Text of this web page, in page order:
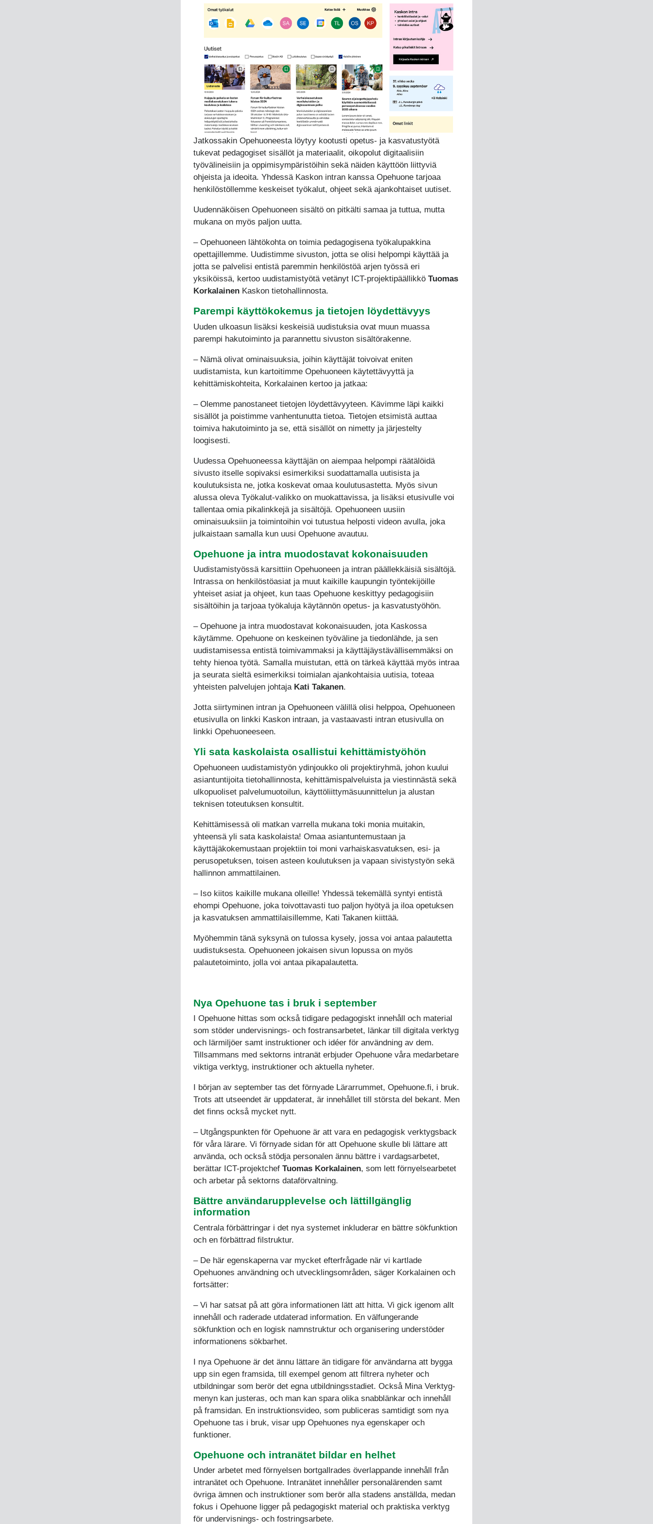
Jatkossakin Opehuoneesta löytyy kootusti opetus- ja kasvatustyötä
tukevat pedagogiset sisällöt ja materiaalit, oikopolut digitaalisiin
työvälineisiin ja oppimisympäristöihin sekä näiden käyttöön liittyviä
ohjeista ja ideoita. Yhdessä Kaskon intran kanssa Opehuone tarjoaa
henkilöstöllemme keskeiset työkalut, ohjeet sekä ajankohtaiset uutiset.
Uudennäköisen Opehuoneen sisältö on pitkälti samaa ja tuttua, mutta
mukana on myös paljon uutta.
‒ Opehuoneen lähtökohta on toimia pedagogisena työkalupakkina
opettajillemme. Uudistimme sivuston, jotta se olisi helpompi käyttää ja
jotta se palvelisi entistä paremmin henkilöstöä arjen työssä eri
yksiköissä, kertoo uudistamistyötä vetänyt ICT-projektipäällikkö Tuomas
KorkalainenKaskon tietohallinnosta.
Parempi käyttökokemus ja tietojen löydettävyys
Uuden ulkoasun lisäksi keskeisiä uudistuksia ovat muun muassa
parempi hakutoiminto ja parannettu sivuston sisältörakenne.
‒ Nämä olivat ominaisuuksia, joihin käyttäjät toivoivat eniten
uudistamista, kun kartoitimme Opehuoneen käytettävyyttä ja
kehittämiskohteita, Korkalainen kertoo ja jatkaa:
‒ Olemme panostaneet tietojen löydettävyyteen. Kävimme läpi kaikki
sisällöt ja poistimme vanhentunutta tietoa. Tietojen etsimistä auttaa
toimiva hakutoiminto ja se, että sisällöt on nimetty ja järjestelty
loogisesti.
Uudessa Opehuoneessa käyttäjän on aiempaa helpompi räätälöidä
sivusto itselle sopivaksi esimerkiksi suodattamalla uutisista ja
koulutuksista ne, jotka koskevat omaa koulutusastetta. Myös sivun
alussa oleva Työkalut-valikko on muokattavissa, ja lisäksi etusivulle voi
tallentaa omia pikalinkkejä ja sisältöjä. Opehuoneen uusiin
ominaisuuksiin ja toimintoihin voi tutustua helposti videon avulla, joka
julkaistaan samalla kun uusi Opehuone avautuu.
Opehuone ja intra muodostavat kokonaisuuden
Uudistamistyössä karsittiin Opehuoneen ja intran päällekkäisiä sisältöjä.
Intrassa on henkilöstöasiat ja muut kaikille kaupungin työntekijöille
yhteiset asiat ja ohjeet, kun taas Opehuone keskittyy pedagogisiin
sisältöihin ja tarjoaa työkaluja käytännön opetus- ja kasvatustyöhön.
‒ Opehuone ja intra muodostavat kokonaisuuden, jota Kaskossa
käytämme. Opehuone on keskeinen työväline ja tiedonlähde, ja sen
uudistamisessa entistä toimivammaksi ja käyttäjäystävällisemmäksi on
tehty hienoa työtä. Samalla muistutan, että on tärkeä käyttää myös intraa
ja seurata sieltä esimerkiksi toimialan ajankohtaisia uutisia, toteaa
yhteisten palvelujen johtaja Kati Takanen.
Jotta siirtyminen intran ja Opehuoneen välillä olisi helppoa, Opehuoneen
etusivulla on linkki Kaskon intraan, ja vastaavasti intran etusivulla on
linkki Opehuoneeseen.
Yli sata kaskolaista osallistui kehittämistyöhön
Opehuoneen uudistamistyön ydinjoukko oli projektiryhmä, johon kuului
asiantuntijoita tietohallinnosta, kehittämispalveluista ja viestinnästä sekä
ulkopuoliset palvelumuotoilun, käyttöliittymäsuunnittelun ja alustan
teknisen toteutuksen konsultit.
Kehittämisessä oli matkan varrella mukana toki monia muitakin,
yhteensä yli sata kaskolaista! Omaa asiantuntemustaan ja
käyttäjäkokemustaan projektiin toi moni varhaiskasvatuksen, esi- ja
perusopetuksen, toisen asteen koulutuksen ja vapaan sivistystyön sekä
hallinnon ammattilainen.
‒ Iso kiitos kaikille mukana olleille! Yhdessä tekemällä syntyi entistä
ehompi Opehuone, joka toivottavasti tuo paljon hyötyä ja iloa opetuksen
ja kasvatuksen ammattilaisillemme, Kati Takanen kiittää.
Myöhemmin tänä syksynä on tulossa kysely, jossa voi antaa palautetta
uudistuksesta. Opehuoneen jokaisen sivun lopussa on myös
palautetoiminto, jolla voi antaa pikapalautetta.
Nya Opehuone tas i bruk i september
I Opehuone hittas som också tidigare pedagogiskt innehåll och material
som stöder undervisnings- och fostransarbetet, länkar till digitala verktyg
och lärmiljöer samt instruktioner och idéer för användning av dem.
Tillsammans med sektorns intranät erbjuder Opehuone våra medarbetare
viktiga verktyg, instruktioner och aktuella nyheter.
I början av september tas det förnyade Lärarrummet, Opehuone.fi, i bruk.
Trots att utseendet är uppdaterat, är innehållet till största del bekant. Men
det finns också mycket nytt.
– Utgångspunkten för Opehuone är att vara en pedagogisk verktygsback
för våra lärare. Vi förnyade sidan för att Opehuone skulle bli lättare att
använda, och också stödja personalen ännu bättre i vardagsarbetet,
berättar ICT-projektchef Tuomas Korkalainen, som lett förnyelsearbetet
och arbetar på sektorns dataförvaltning.
Bättre användarupplevelse och lättillgänglig
information
Centrala förbättringar i det nya systemet inkluderar en bättre sökfunktion
och en förbättrad filstruktur.
– De här egenskaperna var mycket efterfrågade när vi kartlade
Opehuones användning och utvecklingsområden, säger Korkalainen och
fortsätter:
– Vi har satsat på att göra informationen lätt att hitta. Vi gick igenom allt
innehåll och raderade utdaterad information. En välfungerande
sökfunktion och en logisk namnstruktur och organisering understöder
informationens sökbarhet.
I nya Opehuone är det ännu lättare än tidigare för användarna att bygga
upp sin egen framsida, till exempel genom att filtrera nyheter och
utbildningar som berör det egna utbildningsstadiet. Också Mina Verktyg-
menyn kan justeras, och man kan spara olika snabblänkar och innehåll
på framsidan. En instruktionsvideo, som publiceras samtidigt som nya
Opehuone tas i bruk, visar upp Opehuones nya egenskaper och
funktioner.
Opehuone och intranätet bildar en helhet
Under arbetet med förnyelsen bortgallrades överlappande innehåll från
intranätet och Opehuone. Intranätet innehåller personalärenden samt
övriga ämnen och instruktioner som berör alla stadens anställda, medan
fokus i Opehuone ligger på pedagogiskt material och praktiska verktyg
för undervisnings- och fostringsarbete.